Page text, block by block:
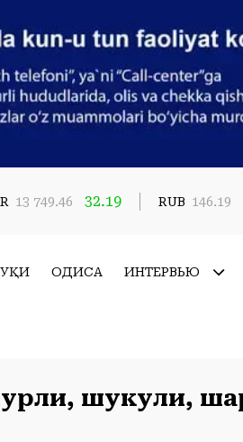
13 749.46 32.19 RUB 146.19
ҲОДИСА ИНТЕРВЬЮ
шукуҳли,